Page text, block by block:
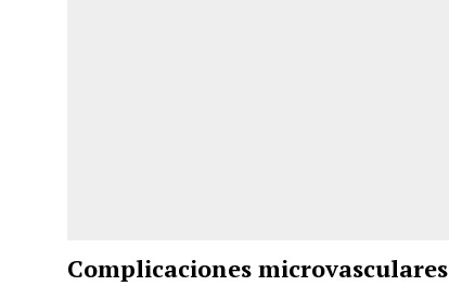
Complicaciones microvasculares